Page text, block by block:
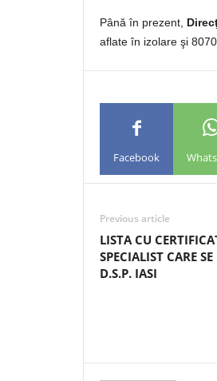
Până în prezent,
aflate în izolare şi
Facebook
Previous article
LISTA CU
SPECIALIST CARE
D.S.P. IASI